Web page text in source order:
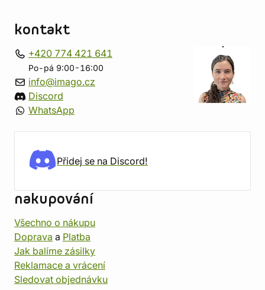
kontakt
+420 774 421 641
Po-pá 9:00-16:00
info@imago.cz
Discord
WhatsApp
Přidej se na Discord!
nakupování
Všechno o nákupu
Doprava a Platba
Jak balíme zásilky
Reklamace a vrácení
Sledovat objednávku